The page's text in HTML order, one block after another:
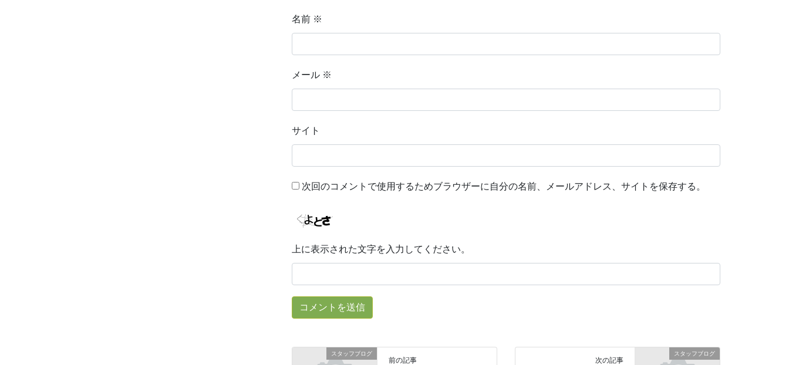
名前 ※
メール ※
サイト
次回のコメントで使用するためブラウザーに自分の名前、メールアドレス、サイトを保存する。
上に表示された文字を入力してください。
スタッフブログ
前の記事
スタッフブログ
次の記事